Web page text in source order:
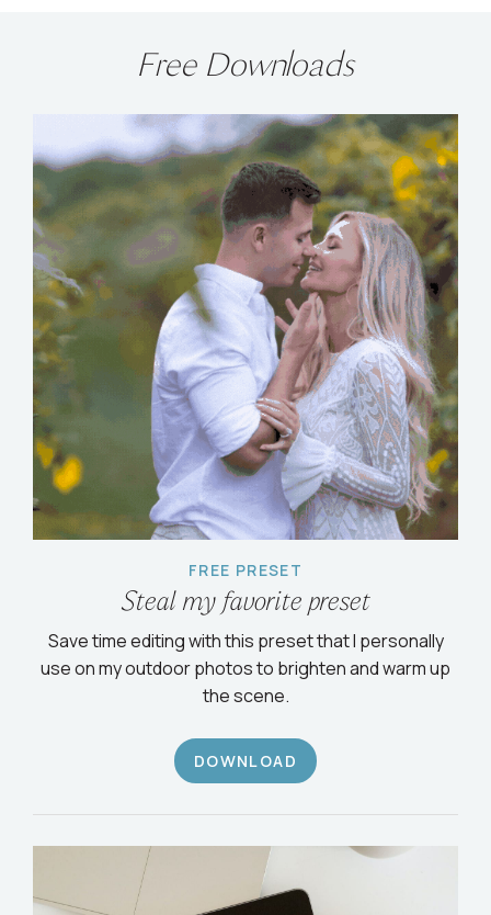
Free Downloads
FREE PRESET
Steal my favorite preset
Save time editing with this preset that I personally
use on my outdoor photos to brighten and warm up
the scene.
DOWNLOAD